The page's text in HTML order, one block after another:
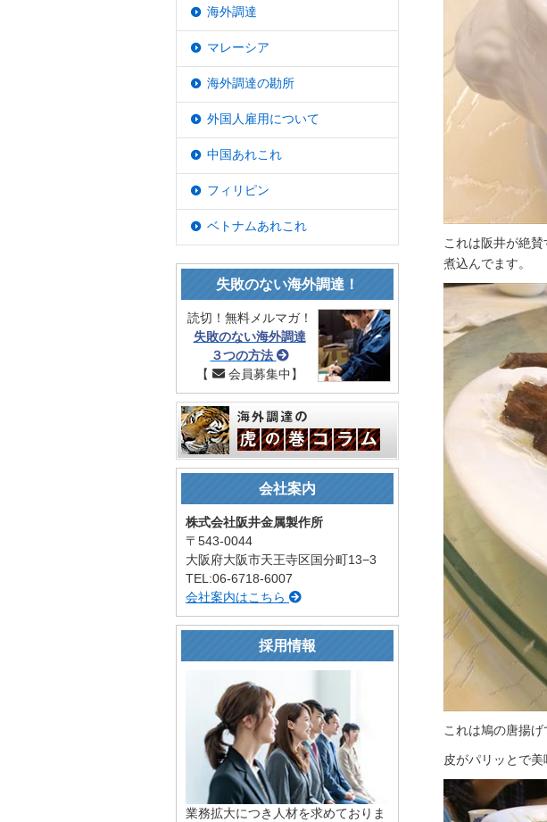
これは阪井が絶
煮込んでます。
これは鳩の唐揚げ
皮がパリッとで美
海外調達
マレーシア
海外調達の勘所
外国人雇用について
中国あれこれ
フィリピン
ベトナムあれこれ
失敗のない海外調達！
読切！無料メルマガ！
失敗のない海外調達
３つの方法
【
会員募集中】
会社案内
株式会社阪井金属製作所
〒543-0044
大阪府大阪市天王寺区国分町13−3
TEL:06-6718-6007
会社案内はこちら
採用情報
業務拡大につき人材を求めておりま